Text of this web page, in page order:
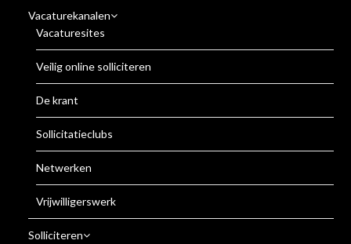
Vacaturekanalen
Vacaturesites
Veilig online solliciteren
De krant
Sollicitatieclubs
Netwerken
Vrijwilligerswerk
Solliciteren